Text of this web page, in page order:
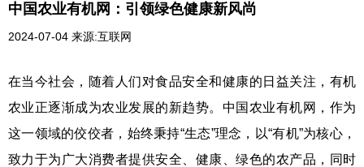
中国农业有机网：引领绿色健康新风尚
2024-07-04 来源:互联网
在当今社会，随着人们对食品安全和健康的日益关注，有机
农业正逐渐成为农业发展的新趋势。中国农业有机网，作为
这一领域的佼佼者，始终秉持“生态”理念，以“有机”为核心，
致力于为广大消费者提供安全、健康、绿色的农产品，同时